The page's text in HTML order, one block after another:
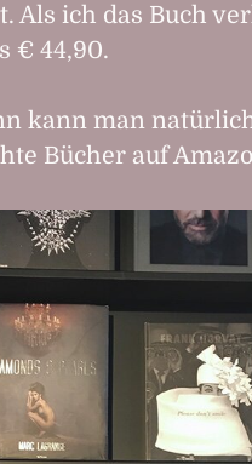
Als ich das Buch
€ 44,90.
kann man
Bücher auf